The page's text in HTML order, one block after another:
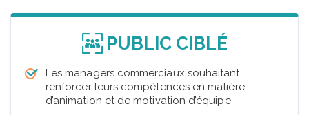
PUBLIC CIBLÉ
Les managers commerciaux souhaitant
renforcer leurs compétences en matière
d’animation et de motivation d’équipe